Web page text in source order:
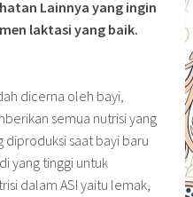
Lainnya yang ingin
laktasi yang baik.
dicerna oleh bayi,
semua nutrisi yang
saat bayi baru
yang tinggi untuk
dalam ASI yaitu lemak,